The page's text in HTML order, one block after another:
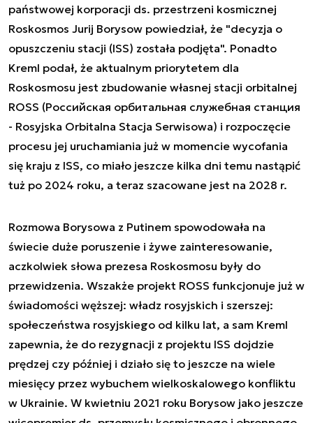
państwowej korporacji ds. przestrzeni kosmicznej
Roskosmos Jurij Borysow powiedział, że "decyzja o
opuszczeniu stacji (ISS) została podjęta". Ponadto
Kreml podał, że aktualnym priorytetem dla
Roskosmosu jest zbudowanie własnej stacji orbitalnej
ROSS (Российская орбитальная служебная станция
- Rosyjska Orbitalna Stacja Serwisowa) i rozpoczęcie
procesu jej uruchamiania już w momencie wycofania
się kraju z ISS, co miało jeszcze kilka dni temu nastąpić
tuż po 2024 roku, a teraz szacowane jest na 2028 r.
Rozmowa Borysowa z Putinem spowodowała na
świecie duże poruszenie i żywe zainteresowanie,
aczkolwiek słowa prezesa Roskosmosu były do
przewidzenia. Wszakże projekt ROSS funkcjonuje już w
świadomości węższej: władz rosyjskich i szerszej:
społeczeństwa rosyjskiego od kilku lat, a sam Kreml
zapewnia, że do rezygnacji z projektu ISS dojdzie
prędzej czy później i działo się to jeszcze na wiele
miesięcy przez wybuchem wielkoskalowego konfliktu
w Ukrainie. W kwietniu 2021 roku Borysow jako jeszcze